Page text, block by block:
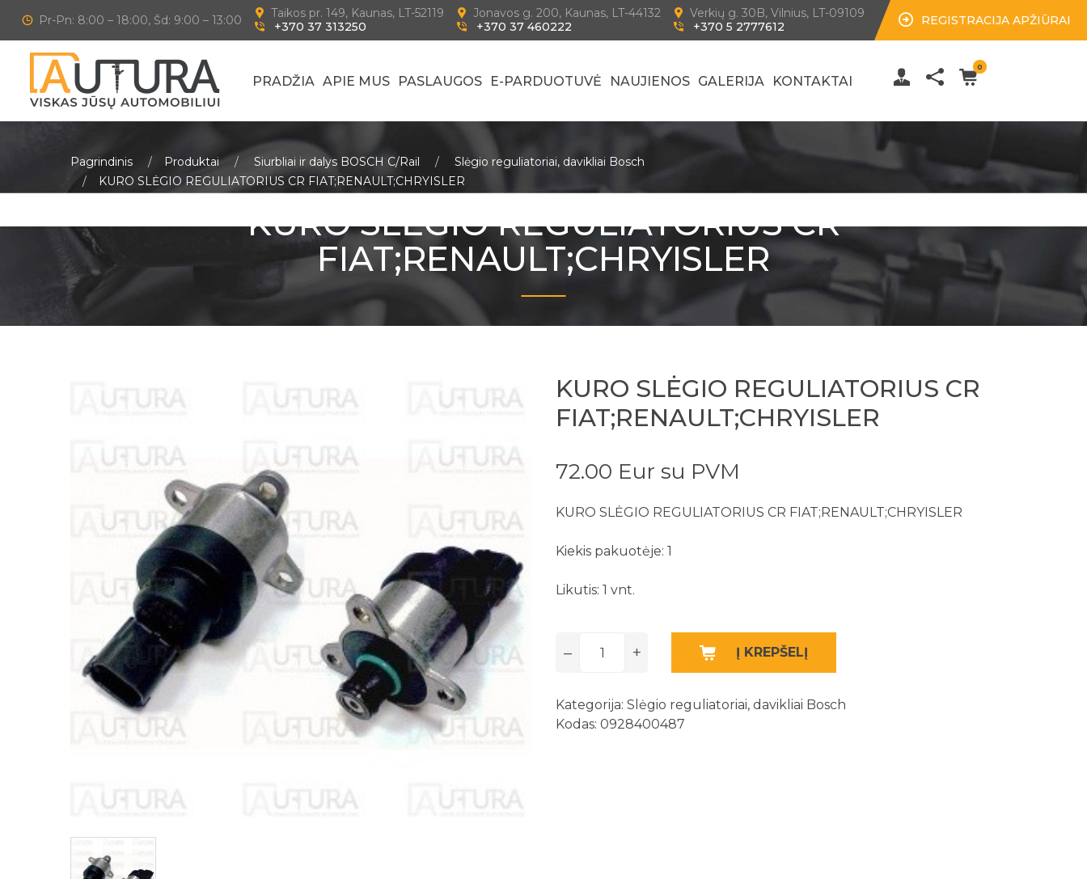
REGISTRACIJA APŽIŪRAI
Pr-Pn: 8:00 – 18:00, Šd: 9:00 – 13:00
Taikos pr. 149, Kaunas, LT-52119
+370 37 313250
Jonavos g. 200, Kaunas, LT-44132
+370 37 460222
Verkių g. 30B, Vilnius, LT-09109
+370 5 2777612
PRADŽIA APIE MUS PASLAUGOS E-PARDUOTUVĖ NAUJIENOS GALERIJA KONTAKTAI
0
Pagrindinis Produktai Siurbliai ir dalys BOSCH C/Rail
Slėgio reguliatoriai, davikliai Bosch
KURO SLĖGIO REGULIATORIUS CR FIAT;RENAULT;CHRYISLER
KURO SLĖGIO REGULIATORIUS CR
FIAT;RENAULT;CHRYISLER
KURO SLĖGIO REGULIATORIUS CR
FIAT;RENAULT;CHRYISLER
72.00 Eur su PVM
KURO SLĖGIO REGULIATORIUS CR FIAT;RENAULT;CHRYISLER
Kiekis pakuotėje: 1
Likutis: 1 vnt.
– + Į KREPŠELĮ
Kategorija: Slėgio reguliatoriai, davikliai Bosch
Kodas: 0928400487